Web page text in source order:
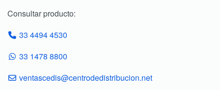
Consultar producto:
33 4494 4530
33 1478 8800
ventascedis@centrodedistribucion.net